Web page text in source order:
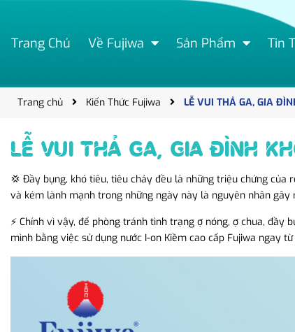
Trang Chủ Về Fujiwa Sản Phẩm Tin
Trang chủ Kiến Thức Fujiwa LỄ VUI THẢ GA, GIA
LỄ VUI THẢ GA, GIA ĐÌNH
💢 Đầy bụng, khó tiêu, tiêu chảy đều là những triệu chứng
và kém lành mạnh trong những ngày này là nguyên nhân gây
⚡️ Chính vì vậy, để phòng tránh tình trạng ợ nóng, ợ chua,
mình bằng việc sử dụng nước I-on Kiềm cao cấp Fujiwa ngay